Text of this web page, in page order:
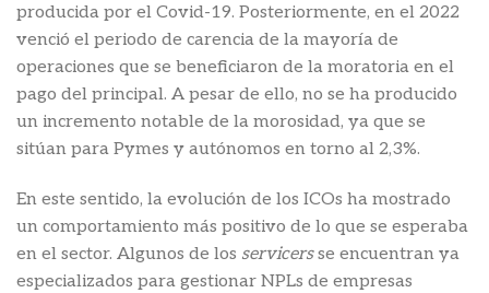
producida por el Covid-19. Posteriormente, en el 2022
venció el periodo de carencia de la mayoría de
operaciones que se beneficiaron de la moratoria en el
pago del principal. A pesar de ello, no se ha producido
un incremento notable de la morosidad, ya que se
sitúan para Pymes y autónomos en torno al 2,3%.
En este sentido, la evolución de los ICOs ha mostrado
un comportamiento más positivo de lo que se esperaba
en el sector. Algunos de los servicersse encuentran ya
especializados para gestionar NPLs de empresas